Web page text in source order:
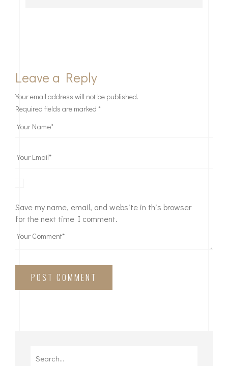
Leave a Reply
Your email address will not be published.
Required fields are marked *
Save my name, email, and website in this browser
for the next time I comment.
POST COMMENT